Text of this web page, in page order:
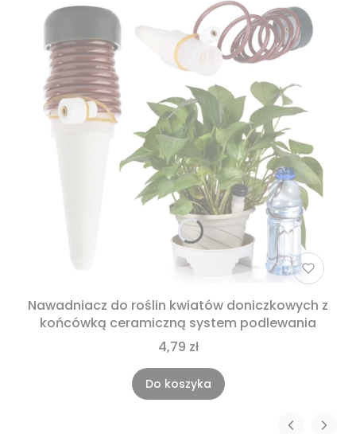
Nawadniacz do roślin kwiatów doniczkowych z
końcówką ceramiczną system podlewania
4,79 zł
Do koszyka